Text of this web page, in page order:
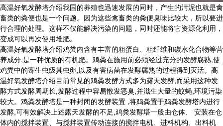
高温好氧发酵塔介绍我国的养殖也迅速发展的同时，产生的污泥也就是禽
畜类的粪便也是一个问题。因为这些禽畜类的粪便臭味比较大，所以要进
行合理的处理。这样不仅能解决污染的问题，同时还能将它资源化利用，
变成可以再次使用堆肥。
高温好氧发酵塔介绍鸡粪内含有丰富的粗蛋白、粗纤维和碳水化合物等营
养成分,是一种优质的有机肥。鸡粪在施用前必须经过充分的发酵腐熟,使
鸡粪中的寄生虫级其虫卵,以及有害病菌在发酵腐熟的过程得到灭活。高
温好氧发酵塔介绍目前常见的鸡粪发酵方式多为露天发酵,而采用这种发
酵方式发酵周期长,发酵过程中容易散发恶臭,并滋生大量的蚊蝇,环境污染
较大。鸡粪发酵塔是一种封闭的发酵装置 ,将鸡粪置于鸡粪发酵塔内进行
发酵,可有效解决上述露天发酵的不足,鸡粪发酵塔一般由仓体、 安装在仓
体内的搅拌装置、与搅拌装置传动连接的搅拌电机、进料机构、出料机